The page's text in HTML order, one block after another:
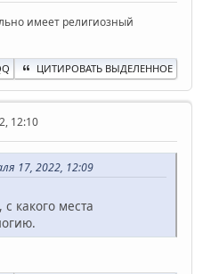
имеет религиозный
ЦИТИРОВАТЬ ВЫДЕЛЕННОЕ
12:10
17, 2022, 12:09
какого места